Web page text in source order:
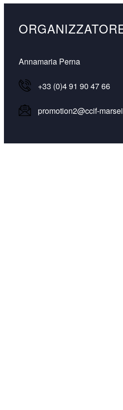
Annamaria Perna
+33 (0)4 91 90 47 66
promotion2@ccif-